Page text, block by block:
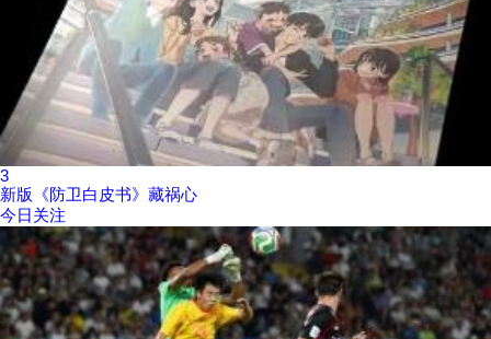
3
新版《防卫白皮书》藏祸心
今日关注